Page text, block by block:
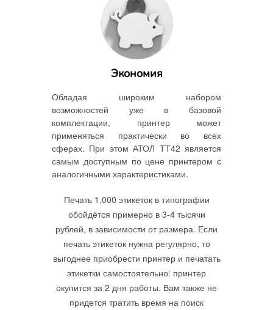
Экономия
Обладая широким набором
возможностей уже в базовой
комплектации, принтер может
применяться практически во всех
сферах. При этом АТОЛ ТТ42 является
самым доступным по цене принтером с
аналогичными характеристиками.
Печать 1,000 этикеток в типографии
обойдётся примерно в 3-4 тысячи
рублей, в зависимости от размера. Если
печать этикеток нужна регулярно, то
выгоднее приобрести принтер и печатать
этикетки самостоятельно: принтер
окупится за 2 дня работы. Вам также не
придется тратить время на поиск